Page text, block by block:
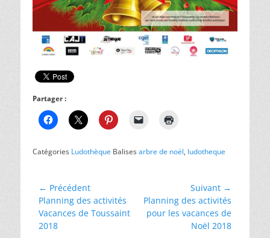
Partager :
Catégories Ludothèque Balisesarbre de noël, ludotheque
Navigation
de
l’article
← Précédent
Article
précédent :
Planning des activités
Vacances de Toussaint
2018
Suivant →
Article
suivant :
Planning des activités
pour les vacances de
Noël 2018